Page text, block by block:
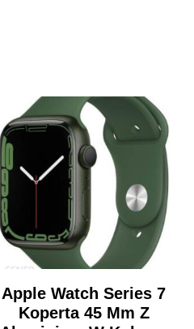
Apple Watch Series 7
Koperta 45 Mm Z